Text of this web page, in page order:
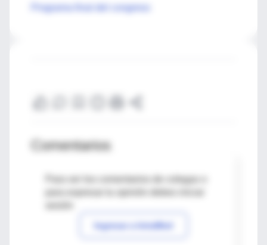
Programa final del congreso
Comentarios
Para ver los comentarios de colegas o
Ingresar a IntraMed